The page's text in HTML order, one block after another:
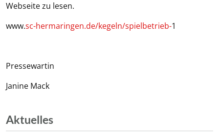
Webseite zu lesen.
www.sc-hermaringen.de/kegeln/spielbetrieb-1
Pressewartin
Janine Mack
Aktuelles